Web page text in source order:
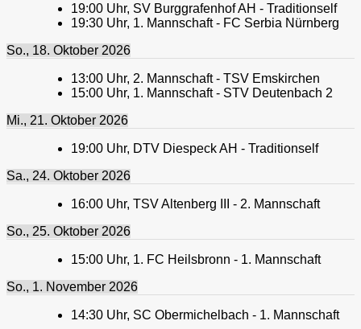
19:00 Uhr, SV Burggrafenhof AH - Traditionself
19:30 Uhr, 1. Mannschaft - FC Serbia Nürnberg
So., 18. Oktober 2026
13:00 Uhr, 2. Mannschaft - TSV Emskirchen
15:00 Uhr, 1. Mannschaft - STV Deutenbach 2
Mi., 21. Oktober 2026
19:00 Uhr, DTV Diespeck AH - Traditionself
Sa., 24. Oktober 2026
16:00 Uhr, TSV Altenberg III - 2. Mannschaft
So., 25. Oktober 2026
15:00 Uhr, 1. FC Heilsbronn - 1. Mannschaft
So., 1. November 2026
14:30 Uhr, SC Obermichelbach - 1. Mannschaft